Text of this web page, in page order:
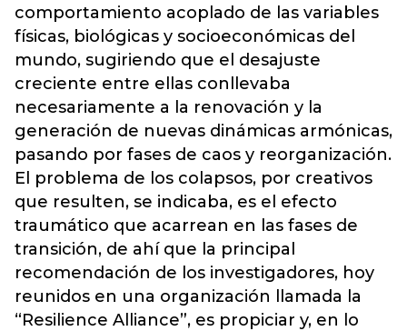
comportamiento acoplado de las variables
físicas, biológicas y socioeconómicas del
mundo, sugiriendo que el desajuste
creciente entre ellas conllevaba
necesariamente a la renovación y la
generación de nuevas dinámicas armónicas,
pasando por fases de caos y reorganización.
El problema de los colapsos, por creativos
que resulten, se indicaba, es el efecto
traumático que acarrean en las fases de
transición, de ahí que la principal
recomendación de los investigadores, hoy
reunidos en una organización llamada la
“Resilience Alliance”, es propiciar y, en lo